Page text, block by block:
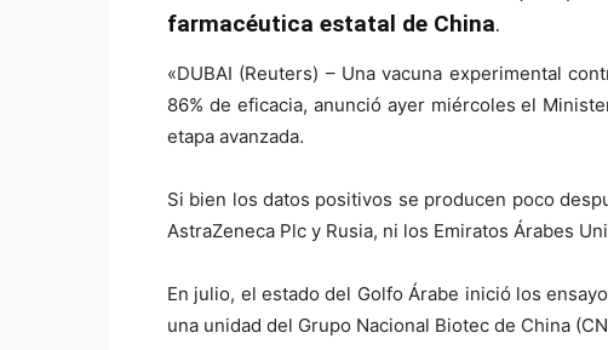
farmacéutica estatal de China.
«DUBAI (Reuters) – Una vacuna experimental
86% de eficacia, anunció ayer miércoles el
etapa avanzada.
Si bien los datos positivos se producen poco
AstraZeneca Plc y Rusia, ni los Emiratos Árabes
En julio, el estado del Golfo Árabe inició los
una unidad del Grupo Nacional Biotec de China